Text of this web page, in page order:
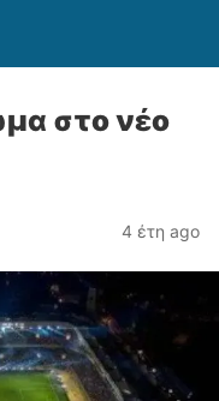
στο νέο
4 έτη ago